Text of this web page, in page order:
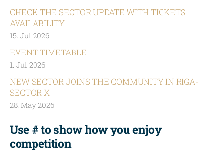
CHECK THE SECTOR UPDATE WITH TICKETS
AVAILABILITY
15. Jul 2026
EVENT TIMETABLE
1. Jul 2026
NEW SECTOR JOINS THE COMMUNITY IN RIGA-
SECTOR X
28. May 2026
Use # to show how you enjoy
competition